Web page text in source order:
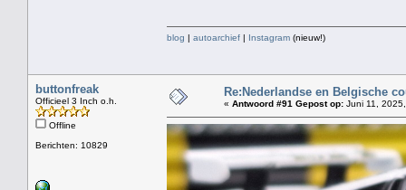
blog | autoarchief | Instagram (nieuw!)
buttonfreak
Officieel 3 Inch o.h.
Offline
Berichten: 10829
Re:Nederlandse en Belgische
« Antwoord #91 Gepost op: Juni 11,